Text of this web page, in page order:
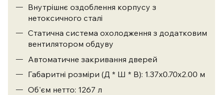
Внутрішнє оздоблення корпусу з
нетоксичного сталі
Статична система охолодження з додатковим
вентилятором обдуву
Автоматичне закривання дверей
Габаритні розміри (Д * Ш * В): 1.37х0.70х2.00 м
Об'єм нетто: 1267 л